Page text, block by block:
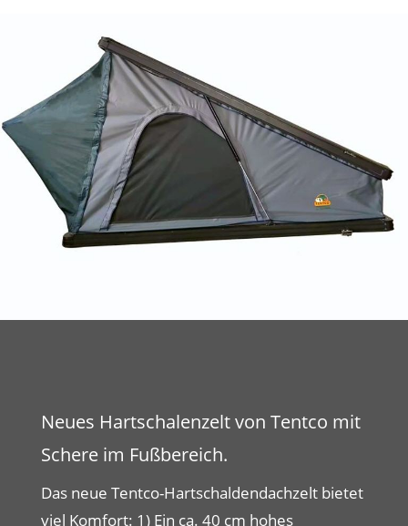
NEU: Tentco Ammobox.
Die neuen Tentco-Ammoboxen sind stapelbar
und verriegeln sich gegenseitig, so dass die
obere Box nicht von der unteren rutscht.